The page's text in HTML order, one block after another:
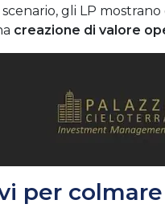
gli LP
creazione di valore
per